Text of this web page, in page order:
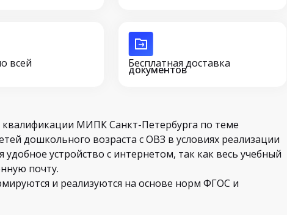
всей Бесплатная доставка
документов
МИПК Санкт-Петербурга по теме
дошкольного возраста с ОВЗ в условиях реализации
устройство с интернетом, так как весь учебный
почту.
и реализуются на основе норм ФГОС и